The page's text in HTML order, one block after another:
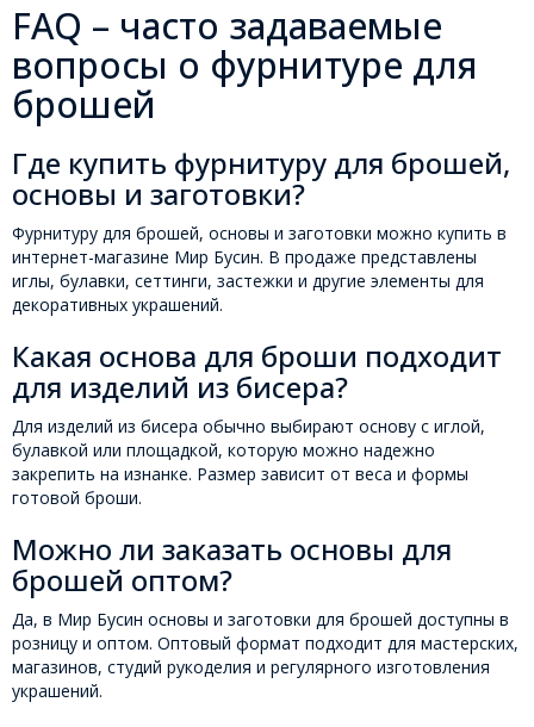
FAQ – часто задаваемые
вопросы о фурнитуре для
брошей
Где купить фурнитуру для брошей,
основы и заготовки?
Фурнитуру для брошей, основы и заготовки можно купить в
интернет-магазине Мир Бусин. В продаже представлены
иглы, булавки, сеттинги, застежки и другие элементы для
декоративных украшений.
Какая основа для броши подходит
для изделий из бисера?
Для изделий из бисера обычно выбирают основу с иглой,
булавкой или площадкой, которую можно надежно
закрепить на изнанке. Размер зависит от веса и формы
готовой броши.
Можно ли заказать основы для
брошей оптом?
Да, в Мир Бусин основы и заготовки для брошей доступны в
розницу и оптом. Оптовый формат подходит для мастерских,
магазинов, студий рукоделия и регулярного изготовления
украшений.